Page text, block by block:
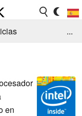
...
en